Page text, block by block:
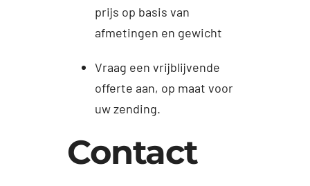
prijs op basis van
afmetingen en gewicht
Vraag een vrijblijvende
offerte aan, op maat voor
uw zending.
Contact